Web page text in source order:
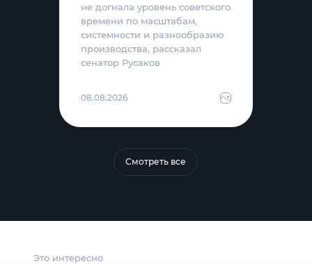
Это интересно
не догнала уровень советского
времени по масштабам,
системности и разнообразию
производства, рассказал
сенатор Русаков
08.08.2026
Смотреть все